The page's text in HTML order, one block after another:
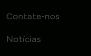
Contate-nos
Notícias